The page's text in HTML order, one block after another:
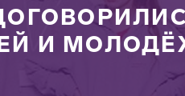
И